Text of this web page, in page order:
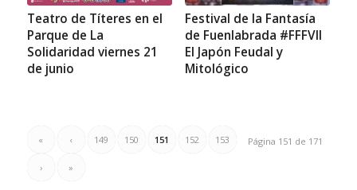
Teatro de Títeres en el
Parque de La
Solidaridad viernes 21
de junio
Festival de la Fantasía
de Fuenlabrada #FFFVII
El Japón Feudal y
Mitológico
Página 151 de 171
« ‹ 149 150 151 152 153
› »